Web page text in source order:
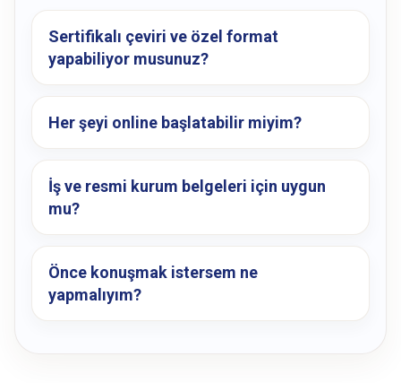
Sertifikalı çeviri ve özel format
yapabiliyor musunuz?
Her şeyi online başlatabilir miyim?
İş ve resmi kurum belgeleri için uygun
mu?
Önce konuşmak istersem ne
yapmalıyım?